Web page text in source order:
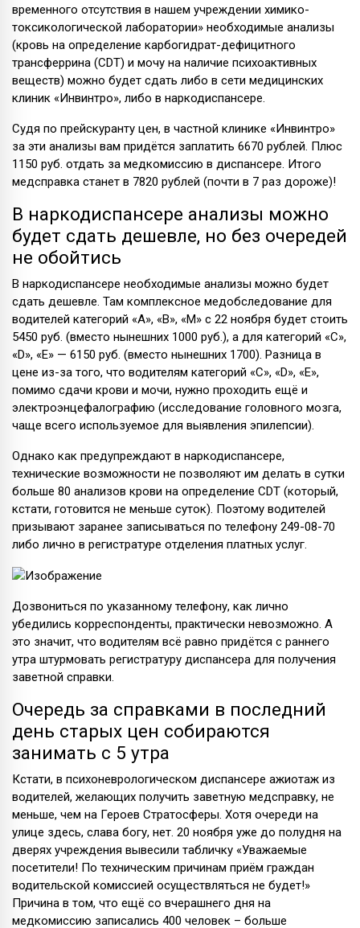
временного отсутствия в нашем учреждении химико-
токсикологической лаборатории» необходимые анализы
(кровь на определение карбогидрат-дефицитного
трансферрина (CDT) и мочу на наличие психоактивных
веществ) можно будет сдать либо в сети медицинских
клиник «Инвинтро», либо в наркодиспансере.
Судя по прейскуранту цен, в частной клинике «Инвинтро»
за эти анализы вам придётся заплатить 6670 рублей. Плюс
1150 руб. отдать за медкомиссию в диспансере. Итого
медсправка станет в 7820 рублей (почти в 7 раз дороже)!
В наркодиспансере анализы можно
будет сдать дешевле, но без очередей
не обойтись
В наркодиспансере необходимые анализы можно будет
сдать дешевле. Там комплексное медобследование для
водителей категорий «A», «B», «M» с 22 ноября будет стоить
5450 руб. (вместо нынешних 1000 руб.), а для категорий «C»,
«D», «E» — 6150 руб. (вместо нынешних 1700). Разница в
цене из-за того, что водителям категорий «C», «D», «E»,
помимо сдачи крови и мочи, нужно проходить ещё и
электроэнцефалографию (исследование головного мозга,
чаще всего используемое для выявления эпилепсии).
Однако как предупреждают в наркодиспансере,
технические возможности не позволяют им делать в сутки
больше 80 анализов крови на определение CDT (который,
кстати, готовится не меньше суток). Поэтому водителей
призывают заранее записываться по телефону 249-08-70
либо лично в регистратуре отделения платных услуг.
Дозвониться по указанному телефону, как лично
убедились корреспонденты, практически невозможно. А
это значит, что водителям всё равно придётся с раннего
утра штурмовать регистратуру диспансера для получения
заветной справки.
Очередь за справками в последний
день старых цен собираются
занимать с 5 утра
Кстати, в психоневрологическом диспансере ажиотаж из
водителей, желающих получить заветную медсправку, не
меньше, чем на Героев Стратосферы. Хотя очереди на
улице здесь, слава богу, нет. 20 ноября уже до полудня на
дверях учреждения вывесили табличку «Уважаемые
посетители! По техническим причинам приём граждан
водительской комиссией осуществляться не будет!»
Причина в том, что ещё со вчерашнего дня на
медкомиссию записались 400 человек – больше